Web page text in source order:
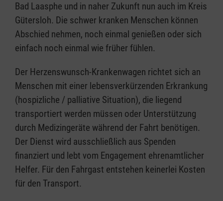
Bad Laasphe und in naher Zukunft nun auch im Kreis
Gütersloh. Die schwer kranken Menschen können
Abschied nehmen, noch einmal genießen oder sich
einfach noch einmal wie früher fühlen.
Der Herzenswunsch-Krankenwagen richtet sich an
Menschen mit einer lebensverkürzenden Erkrankung
(hospizliche / palliative Situation), die liegend
transportiert werden müssen oder Unterstützung
durch Medizingeräte während der Fahrt benötigen.
Der Dienst wird ausschließlich aus Spenden
finanziert und lebt vom Engagement ehrenamtlicher
Helfer. Für den Fahrgast entstehen keinerlei Kosten
für den Transport.